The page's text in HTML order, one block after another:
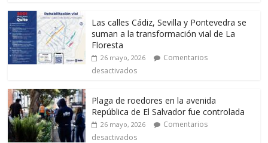
Las calles Cádiz, Sevilla y Pontevedra se
suman a la transformación vial de La
Floresta
26 mayo, 2026
Comentarios
desactivados
Plaga de roedores en la avenida
República de El Salvador fue controlada
26 mayo, 2026
Comentarios
desactivados